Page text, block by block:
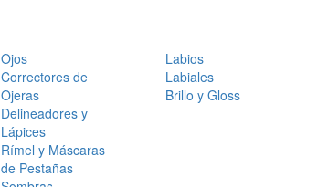
Ojos
Correctores de
Ojeras
Delineadores y
Lápices
Rímel y Máscaras
de Pestañas
Labios
Labiales
Brillo y Gloss